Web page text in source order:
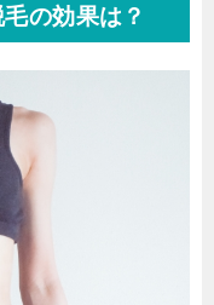
の効果は？